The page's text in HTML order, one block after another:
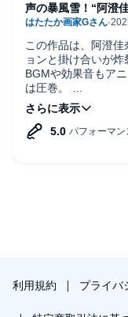
この作品は、阿澄
ョンと掛け合いが炸
BGMや効果音もア
は圧巻。
キャラの個性が音
情景が浮かびます。
特に阿澄佳奈さん
声の暴風雪！“阿澄
利用規約 プライバ